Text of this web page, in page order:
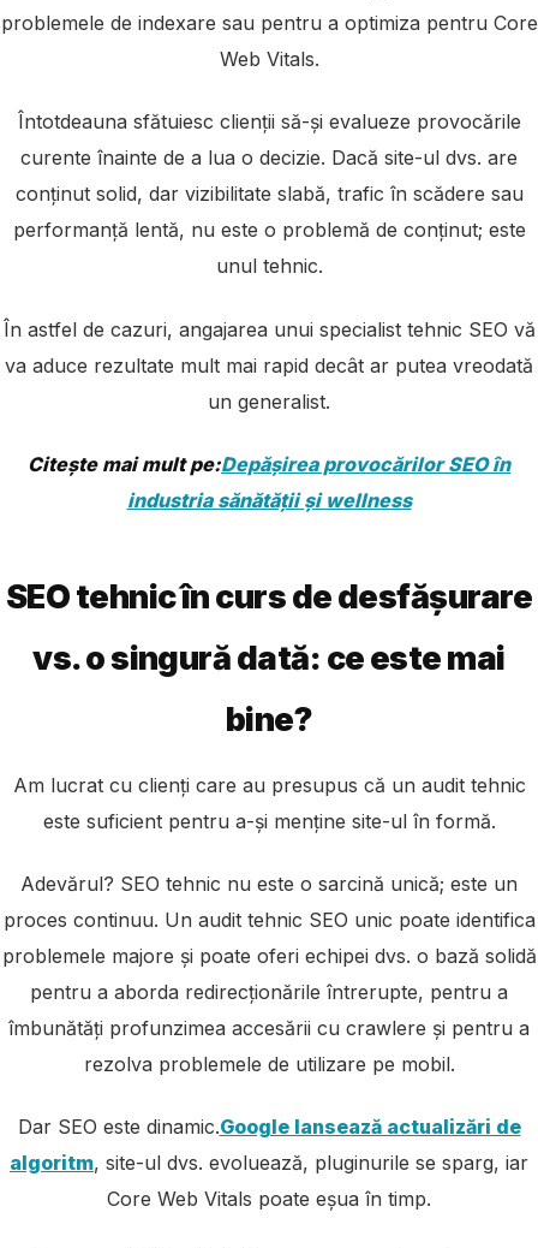
problemele de indexare sau pentru a optimiza pentru Core
Web Vitals.
Întotdeauna sfătuiesc clienții să-și evalueze provocările
curente înainte de a lua o decizie. Dacă site-ul dvs. are
conținut solid, dar vizibilitate slabă, trafic în scădere sau
performanță lentă, nu este o problemă de conținut; este
unul tehnic.
În astfel de cazuri, angajarea unui specialist tehnic SEO vă
va aduce rezultate mult mai rapid decât ar putea vreodată
un generalist.
Citește mai mult pe:Depășirea provocărilor SEO în
industria sănătății și wellness
SEO tehnic în curs de desfășurare
vs. o singură dată: ce este mai
bine?
Am lucrat cu clienți care au presupus că un audit tehnic
este suficient pentru a-și menține site-ul în formă.
Adevărul? SEO tehnic nu este o sarcină unică; este un
proces continuu. Un audit tehnic SEO unic poate identifica
problemele majore și poate oferi echipei dvs. o bază solidă
pentru a aborda redirecționările întrerupte, pentru a
îmbunătăți profunzimea accesării cu crawlere și pentru a
rezolva problemele de utilizare pe mobil.
Dar SEO este dinamic.Google lansează actualizări de
algoritm, site-ul dvs. evoluează, pluginurile se sparg, iar
Core Web Vitals poate eșua în timp.